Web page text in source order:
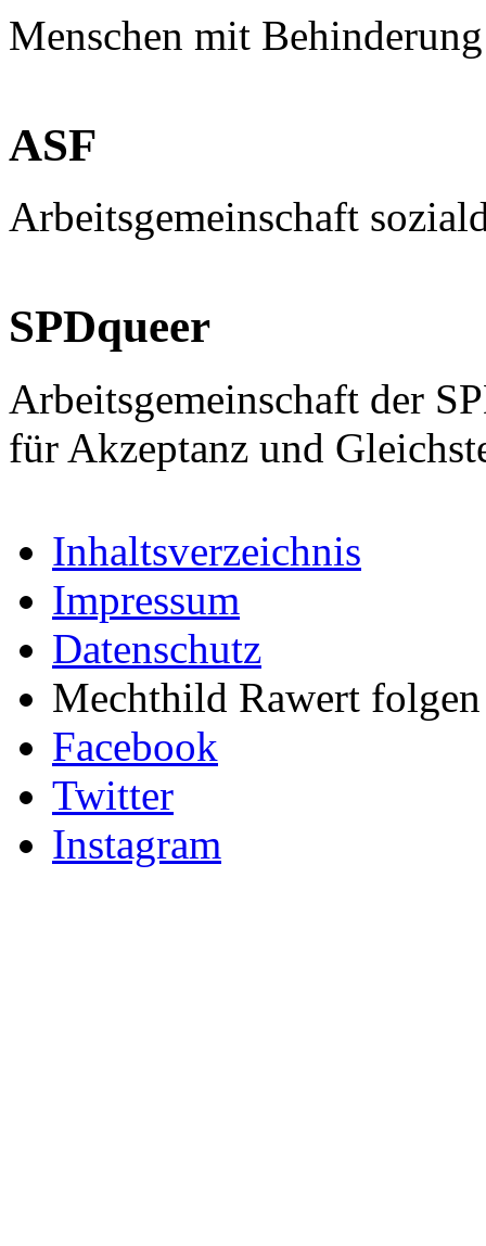
Menschen mit
ASF
Arbeitsgemeinschaft
SPDqueer
Arbeitsgemeinschaft der
für Akzeptanz und
Inhaltsverzeichnis
Impressum
Datenschutz
Mechthild Rawert
Facebook
Twitter
Instagram